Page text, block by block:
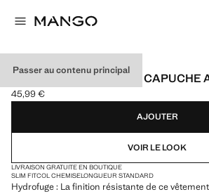
Passer au contenu principal
PARKA DÉPERLANTE À CAPUCHE
Prix actuel [45,99 € ]
45,99 €
Choisissez une couleur
AJOUTER
VOIR LE LOOK
LIVRAISON GRATUITE EN BOUTIQUE
SLIM FITCOL CHEMISELONGUEUR STANDARD
Hydrofuge : La finition résistante de ce